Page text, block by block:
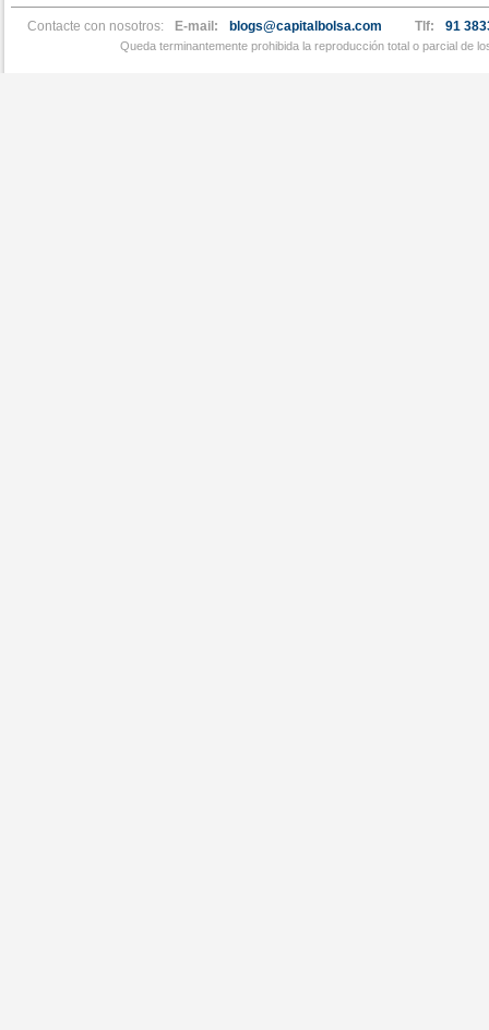
Contacte con nosotros: E-mail: blogs@capitalbolsa.com Tlf: 91
Queda terminantemente prohibida la reproducción total o parcial de